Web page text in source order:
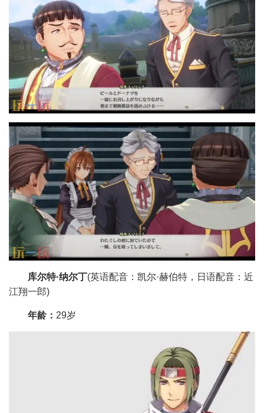
库尔特·纳尔丁(英语配音：凯尔·赫伯特，日语配音：近
江翔一郎)
年龄： 29岁